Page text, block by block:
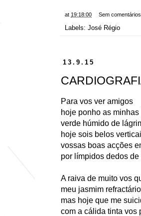
at 19:18:00 Sem
Labels: José Régio
13.9.15
Para vos ver amigos
hoje ponho as minhas
verde húmido de
hoje sois belos
vossas boas acções
por límpidos dedos de
A raiva de muito vos
meu jasmim
mas hoje que me
com a cálida tinta vos